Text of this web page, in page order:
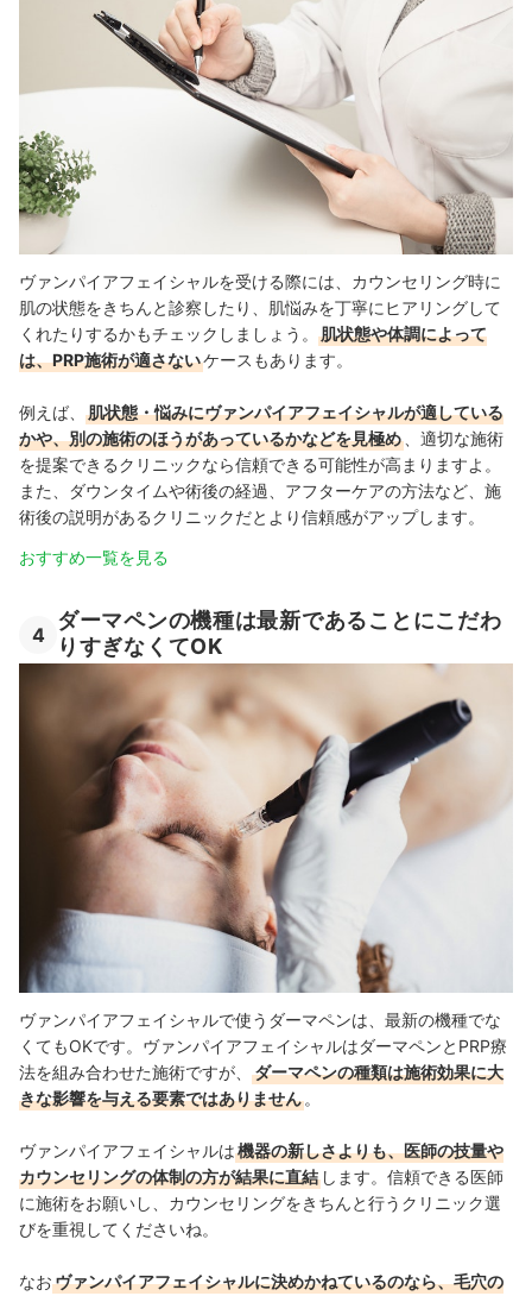
ヴァンパイアフェイシャルを受ける際には、カウンセリング時に
肌の状態をきちんと診察したり、肌悩みを丁寧にヒアリングして
くれたりするかもチェックしましょう。
肌状態や体調によって
は、PRP施術が適さないケースもあります。
例えば、
肌状態・悩みにヴァンパイアフェイシャルが適している
かや、別の施術のほうがあっているかなどを見極め
、適切な施術
を提案できるクリニックなら信頼できる可能性が高まりますよ。
また、ダウンタイムや術後の経過、アフターケアの方法など、施
術後の説明があるクリニックだとより信頼感がアップします。
おすすめ一覧を見る
4
ダーマペンの機種は最新であることにこだわ
りすぎなくてOK
ヴァンパイアフェイシャルで使うダーマペンは、最新の機種でな
くてもOKです。ヴァンパイアフェイシャルはダーマペンとPRP療
法を組み合わせた施術ですが、
ダーマペンの種類は施術効果に大
きな影響を与える要素ではありません 。
ヴァンパイアフェイシャルは機器の新しさよりも、医師の技量や
カウンセリングの体制の方が結果に直結 します。信頼できる医師
に施術をお願いし、カウンセリングをきちんと行うクリニック選
びを重視してくださいね。
なおヴァンパイアフェイシャルに決めかねているのなら、毛穴の